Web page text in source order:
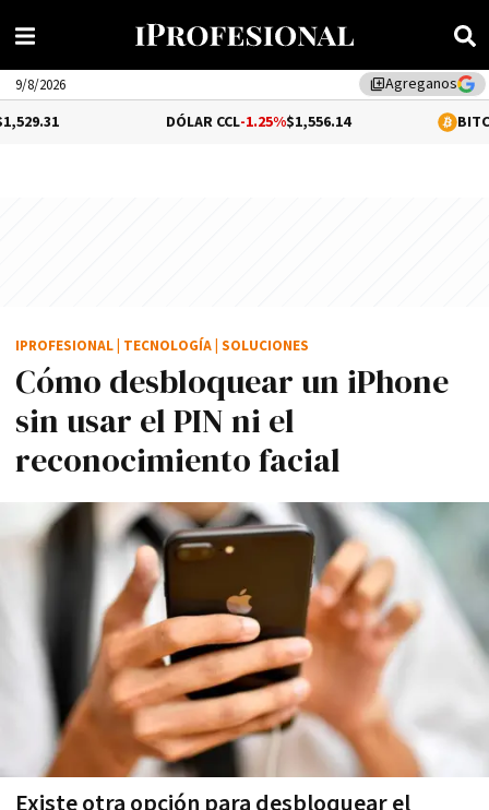
library_addAgreganos
9/8/2026
-1.25%$1,556.14 -0.17%
Cómo desbloquear un iPhone
sin usar el PIN ni el
reconocimiento facial
IPROFESIONAL TECNOLOGÍA SOLUCIONES